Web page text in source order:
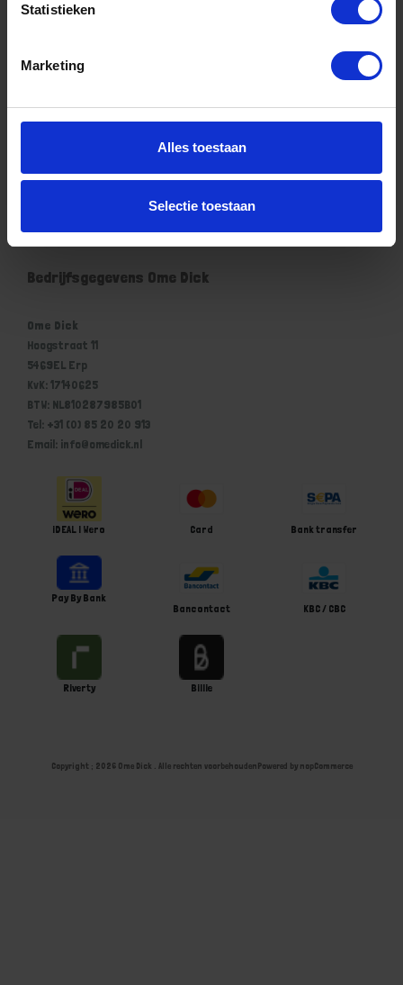
Statistieken
Marketing
Alles toestaan
Selectie toestaan
Privacyverklaring Ome Dick
Klantenservice Ome Dick
Winkelwagen
Bedrijfsgegevens Ome Dick
Ome Dick
Hoogstraat 11
5469EL Erp
KvK: 17140625
BTW: NL810287985B01
Tel: +31 (0) 85 20 20 913
Email: info@omedick.nl
iDEAL | Wero Card Bank transfer
Pay By Bank
Bancontact
KBC / CBC
Riverty Billie
Copyright ; 2026 Ome Dick . Alle rechten voorbehoudenPowered by nopCommerce